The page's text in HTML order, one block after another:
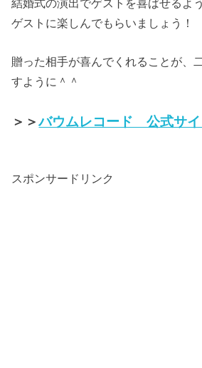
結婚式の演出でゲストを喜ばせるよ
ゲストに楽しんでもらいましょう！
贈った相手が喜んでくれることが、
すように＾＾
＞＞バウムレコード 公式サイ
スポンサードリンク